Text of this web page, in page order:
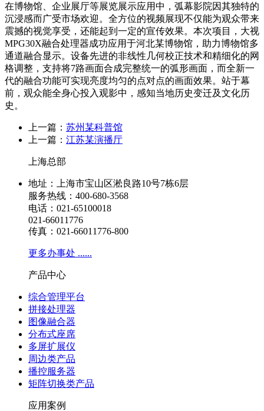
在博物馆、企业展厅等展览展示应用中，弧幕影院因其独特的
沉浸感而广受市场欢迎。全方位的视频展现不仅能为观众带来
震撼的视觉享受，还能起到一定的宣传效果。本次项目，大视
MPG30X融合处理器成功应用于河北某博物馆，助力博物馆多
通道融合显示。设备先进的非线性几何校正技术和精细化的网
格调整，支持将7路画面合成完整统一的弧形画面，而全新一
代的融合功能可实现亮度均匀的点对点的画面效果。站于幕
前，观众能全身心投入观影中，感知当地历史变迁及文化历
史。
上一篇： 苏州某科普馆
上一篇： 江苏某演播厅
上海总部
地址：上海市宝山区淞良路10号7栋6层
服务热线：400-680-3568
电话：021-65100018
021-66011776
传真：021-66011776-800
更多办事处 ......
产品中心
综合管理平台
拼接处理器
图像融合器
分布式座席
多屏扩展仪
周边类产品
播控服务器
矩阵切换类产品
应用案例